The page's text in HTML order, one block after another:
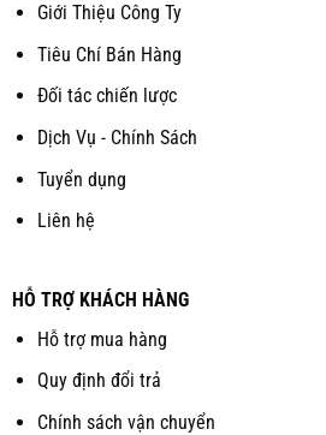
Giới Thiệu Công Ty
Tiêu Chí Bán Hàng
Đối tác chiến lược
Dịch Vụ - Chính Sách
Tuyển dụng
Liên hệ
HỖ TRỢ KHÁCH HÀNG
Hỗ trợ mua hàng
Quy định đổi trả
Chính sách vận chuyển